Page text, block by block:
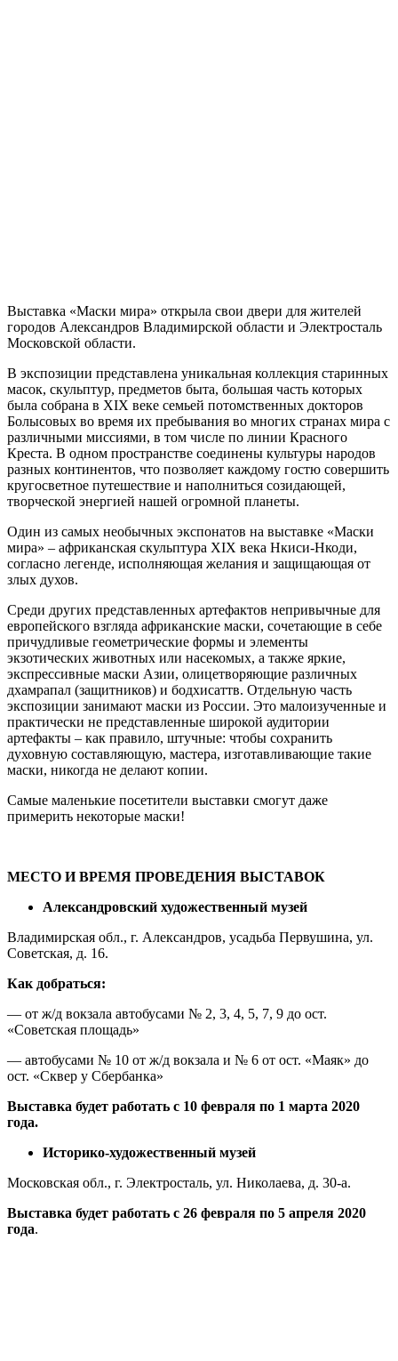
Выставка «Маски мира» открыла свои двери для жителей
городов Александров Владимирской области и Электросталь
Московской области.
В экспозиции представлена уникальная коллекция старинных
масок, скульптур, предметов быта, большая часть которых
была собрана в XIX веке семьей потомственных докторов
Болысовых во время их пребывания во многих странах мира с
различными миссиями, в том числе по линии Красного
Креста. В одном пространстве соединены культуры народов
разных континентов, что позволяет каждому гостю совершить
кругосветное путешествие и наполниться созидающей,
творческой энергией нашей огромной планеты.
Один из самых необычных экспонатов на выставке «Маски
мира» – африканская скульптура XIX века Нкиси-Нкоди,
согласно легенде, исполняющая желания и защищающая от
злых духов.
Среди других представленных артефактов непривычные для
европейского взгляда африканские маски, сочетающие в себе
причудливые геометрические формы и элементы
экзотических животных или насекомых, а также яркие,
экспрессивные маски Азии, олицетворяющие различных
дхамрапал (защитников) и бодхисаттв. Отдельную часть
экспозиции занимают маски из России. Это малоизученные и
практически не представленные широкой аудитории
артефакты – как правило, штучные: чтобы сохранить
духовную составляющую, мастера, изготавливающие такие
маски, никогда не делают копии.
Самые маленькие посетители выставки смогут даже
примерить некоторые маски!
МЕСТО И ВРЕМЯ ПРОВЕДЕНИЯ ВЫСТАВОК
Александровский художественный музей
Владимирская обл., г. Александров, усадьба Первушина, ул.
Советская, д. 16.
Как добраться:
— от ж/д вокзала автобусами № 2, 3, 4, 5, 7, 9 до ост.
«Советская площадь»
— автобусами № 10 от ж/д вокзала и № 6 от ост. «Маяк» до
ост. «Сквер у Сбербанка»
Выставка будет работать с 10 февраля по 1 марта 2020
года.
Историко-художественный музей
Московская обл., г. Электросталь, ул. Николаева, д. 30-а.
Выставка будет работать с 26 февраля по 5 апреля 2020
года.